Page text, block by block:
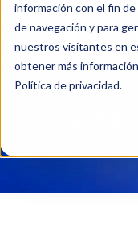
información con el fin
de navegación y para
nuestros visitantes en
obtener más
Política de privacidad.